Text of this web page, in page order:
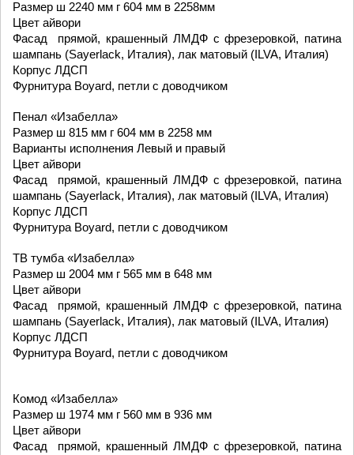
Размер ш 2240 мм г 604 мм в 2258мм
Цвет айвори
Фасад  прямой, крашенный ЛМДФ с фрезеровкой, патина
шампань (Sayerlack, Италия), лак матовый (ILVA, Италия)
Корпус ЛДСП
Фурнитура Boyard, петли с доводчиком
Пенал «Изабелла»
Размер ш 815 мм г 604 мм в 2258 мм
Варианты исполнения Левый и правый
Цвет айвори
Фасад  прямой, крашенный ЛМДФ с фрезеровкой, патина
шампань (Sayerlack, Италия), лак матовый (ILVA, Италия)
Корпус ЛДСП
Фурнитура Boyard, петли с доводчиком
ТВ тумба «Изабелла»
Размер ш 2004 мм г 565 мм в 648 мм
Цвет айвори
Фасад  прямой, крашенный ЛМДФ с фрезеровкой, патина
шампань (Sayerlack, Италия), лак матовый (ILVA, Италия)
Корпус ЛДСП
Фурнитура Boyard, петли с доводчиком
Комод «Изабелла»
Размер ш 1974 мм г 560 мм в 936 мм
Цвет айвори
Фасад  прямой, крашенный ЛМДФ с фрезеровкой, патина